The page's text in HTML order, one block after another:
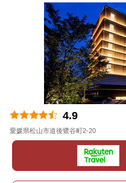
4.9
愛媛県松山市道後鷺谷町2-20